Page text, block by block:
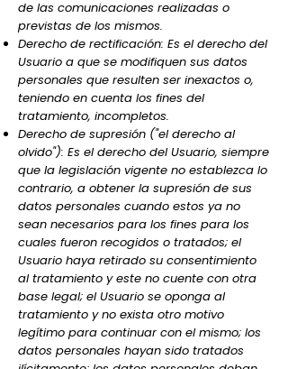
de las comunicaciones realizadas o
previstas de los mismos.
Derecho de rectificación: Es el derecho del
Usuario a que se modifiquen sus datos
personales que resulten ser inexactos o,
teniendo en cuenta los fines del
tratamiento, incompletos.
Derecho de supresión ("el derecho al
olvido"): Es el derecho del Usuario, siempre
que la legislación vigente no establezca lo
contrario, a obtener la supresión de sus
datos personales cuando estos ya no
sean necesarios para los fines para los
cuales fueron recogidos o tratados; el
Usuario haya retirado su consentimiento
al tratamiento y este no cuente con otra
base legal; el Usuario se oponga al
tratamiento y no exista otro motivo
legítimo para continuar con el mismo; los
datos personales hayan sido tratados